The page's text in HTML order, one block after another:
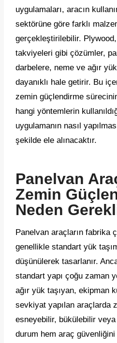
uygulamaları, aracın
sektörüne göre farklı
gerçekleştirilebilir.
takviyeleri gibi çözümler,
darbelere, neme ve ağır
dayanıklı hale getirir. Bu
zemin güçlendirme
hangi yöntemlerin
uygulamanın nasıl
şekilde ele alınacaktır.
Panelvan
Zemin
Neden
Panelvan araçların fabrika
genellikle standart yük
düşünülerek tasarlanır.
standart yapı çoğu zaman
ağır yük taşıyan, ekipman
sevkiyat yapılan araçlarda
esneyebilir, bükülebilir
durum hem araç